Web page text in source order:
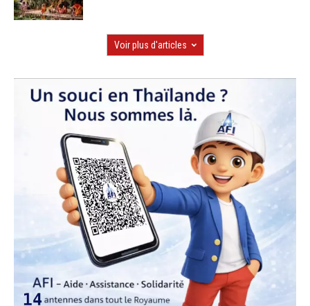
Voir plus d'articles